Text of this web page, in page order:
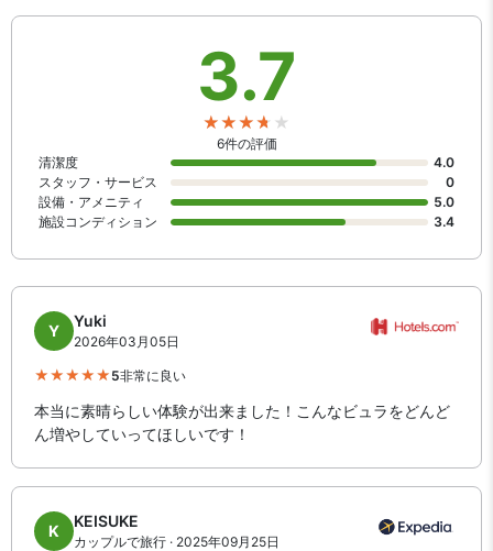
3.7
6件の評価
清潔度
4.0
スタッフ・サービス
0
設備・アメニティ
5.0
施設コンディション
3.4
Y
Yuki
2026年03月05日
5非常に良い
本当に素晴らしい体験が出来ました！こんなビュラをどんど
ん増やしていってほしいです！
K
KEISUKE
カップルで旅行 · 2025年09月25日